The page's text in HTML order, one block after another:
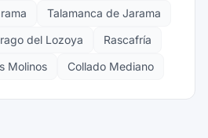
Talamanca de Jarama
del Lozoya
Rascafría
Molinos Collado Mediano